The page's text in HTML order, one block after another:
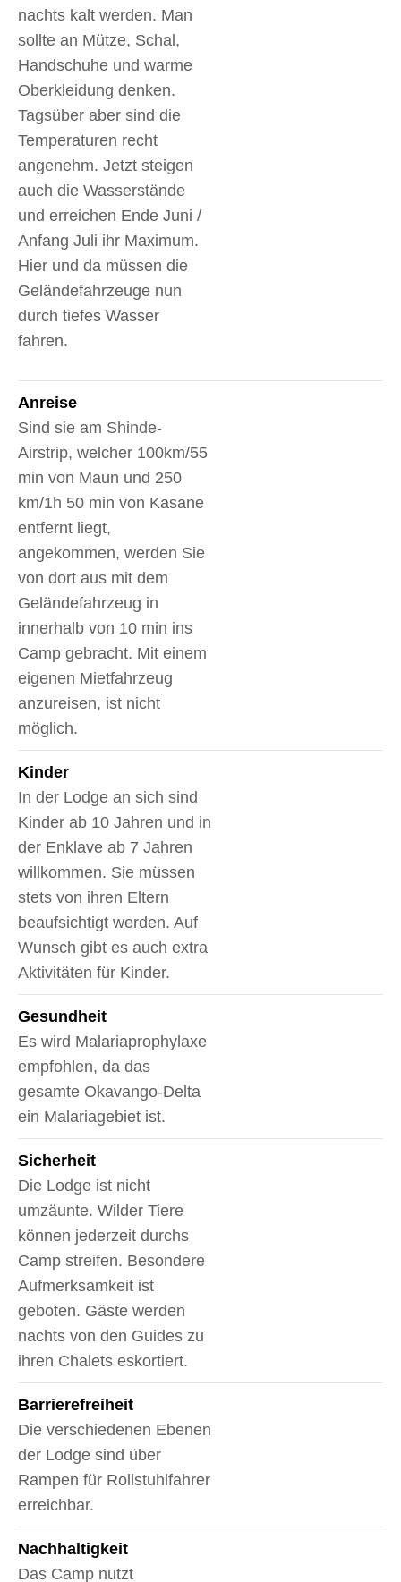
nachts kalt werden. Man
sollte an Mütze, Schal,
Handschuhe und warme
Oberkleidung denken.
Tagsüber aber sind die
Temperaturen recht
angenehm. Jetzt steigen
auch die Wasserstände
und erreichen Ende Juni /
Anfang Juli ihr Maximum.
Hier und da müssen die
Geländefahrzeuge nun
durch tiefes Wasser
fahren.
Anreise
Sind sie am Shinde-
Airstrip, welcher 100km/55
min von Maun und 250
km/1h 50 min von Kasane
entfernt liegt,
angekommen, werden Sie
von dort aus mit dem
Geländefahrzeug in
innerhalb von 10 min ins
Camp gebracht. Mit einem
eigenen Mietfahrzeug
anzureisen, ist nicht
möglich.
Kinder
In der Lodge an sich sind
Kinder ab 10 Jahren und in
der Enklave ab 7 Jahren
willkommen. Sie müssen
stets von ihren Eltern
beaufsichtigt werden. Auf
Wunsch gibt es auch extra
Aktivitäten für Kinder.
Gesundheit
Es wird Malariaprophylaxe
empfohlen, da das
gesamte Okavango-Delta
ein Malariagebiet ist.
Sicherheit
Die Lodge ist nicht
umzäunte. Wilder Tiere
können jederzeit durchs
Camp streifen. Besondere
Aufmerksamkeit ist
geboten. Gäste werden
nachts von den Guides zu
ihren Chalets eskortiert.
Barrierefreiheit
Die verschiedenen Ebenen
der Lodge sind über
Rampen für Rollstuhlfahrer
erreichbar.
Nachhaltigkeit
Das Camp nutzt